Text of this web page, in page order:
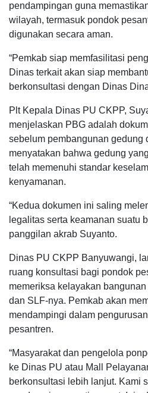
pendampingan guna
wilayah, termasuk pondok
digunakan secara aman.
“Pemkab siap memfasilitasi
Dinas terkait akan siap
berkonsultasi dengan Dinas
Plt Kepala Dinas PU CKPP,
menjelaskan PBG adalah
sebelum pembangunan gedung
menyatakan bahwa gedung
telah memenuhi standar
kenyamanan.
“Kedua dokumen ini saling
legalitas serta keamanan suatu
panggilan akrab Suyanto.
Dinas PU CKPP Banyuwangi,
ruang konsultasi bagi pondok
memeriksa kelayakan
dan SLF-nya. Pemkab akan
mendampingi dalam
pesantren.
“Masyarakat dan pengelola
ke Dinas PU atau Mall
berkonsultasi lebih lanjut. Kami